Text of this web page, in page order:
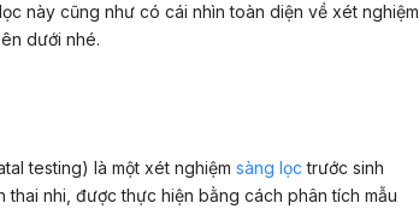
này cũng như có cái nhìn toàn diện về xét nghiệm
dưới nhé.
testing) là một xét nghiệm sàng lọc trước sinh
nhi, được thực hiện bằng cách phân tích mẫu